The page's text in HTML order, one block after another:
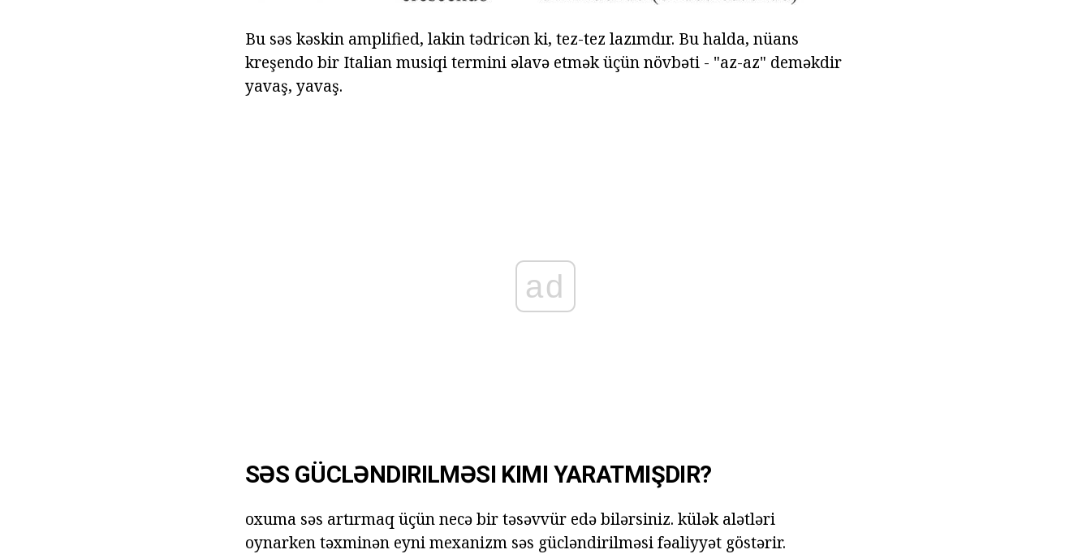
Bu səs kəskin amplified, lakin tədricən ki, tez-tez lazımdır. Bu halda, nüans
kreşendo bir Italian musiqi termini əlavə etmək üçün növbəti - "az-az" deməkdir
yavaş, yavaş.
ad
SƏS GÜCLƏNDIRILMƏSI KIMI YARATMIŞDIR?
oxuma səs artırmaq üçün necə bir təsəvvür edə bilərsiniz. külək alətləri
oynarken təxminən eyni mexanizm səs gücləndirilməsi fəaliyyət göstərir.